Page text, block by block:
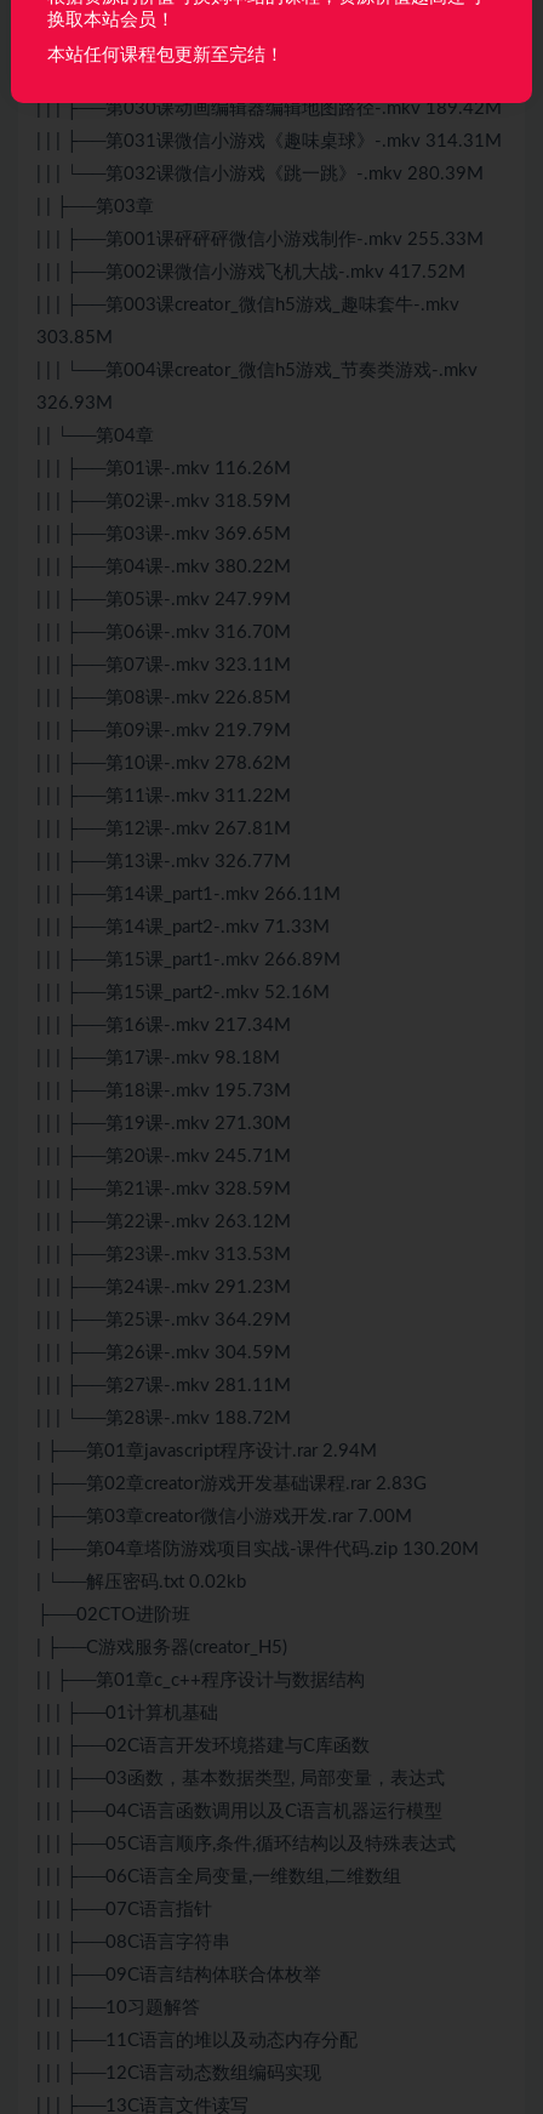
| | | ├──第028课creator_httpclient_GET_POST_上传下
载-.mkv 50.80M
| | | ├──第030课动画编辑器编辑地图路径-.mkv 189.42M
| | | ├──第031课微信小游戏《趣味桌球》-.mkv 314.31M
| | | └──第032课微信小游戏《跳一跳》-.mkv 280.39M
| | ├──第03章
| | | ├──第001课砰砰砰微信小游戏制作-.mkv 255.33M
| | | ├──第002课微信小游戏飞机大战-.mkv 417.52M
| | | ├──第003课creator_微信h5游戏_趣味套牛-.mkv
303.85M
| | | └──第004课creator_微信h5游戏_节奏类游戏-.mkv
326.93M
| | └──第04章
| | | ├──第01课-.mkv 116.26M
| | | ├──第02课-.mkv 318.59M
| | | ├──第03课-.mkv 369.65M
| | | ├──第04课-.mkv 380.22M
| | | ├──第05课-.mkv 247.99M
| | | ├──第06课-.mkv 316.70M
| | | ├──第07课-.mkv 323.11M
| | | ├──第08课-.mkv 226.85M
| | | ├──第09课-.mkv 219.79M
| | | ├──第10课-.mkv 278.62M
| | | ├──第11课-.mkv 311.22M
| | | ├──第12课-.mkv 267.81M
| | | ├──第13课-.mkv 326.77M
| | | ├──第14课_part1-.mkv 266.11M
| | | ├──第14课_part2-.mkv 71.33M
| | | ├──第15课_part1-.mkv 266.89M
| | | ├──第15课_part2-.mkv 52.16M
| | | ├──第16课-.mkv 217.34M
| | | ├──第17课-.mkv 98.18M
| | | ├──第18课-.mkv 195.73M
| | | ├──第19课-.mkv 271.30M
| | | ├──第20课-.mkv 245.71M
| | | ├──第21课-.mkv 328.59M
| | | ├──第22课-.mkv 263.12M
| | | ├──第23课-.mkv 313.53M
| | | ├──第24课-.mkv 291.23M
| | | ├──第25课-.mkv 364.29M
| | | ├──第26课-.mkv 304.59M
| | | ├──第27课-.mkv 281.11M
| | | └──第28课-.mkv 188.72M
| ├──第01章javascript程序设计.rar 2.94M
| ├──第02章creator游戏开发基础课程.rar 2.83G
| ├──第03章creator微信小游戏开发.rar 7.00M
| ├──第04章塔防游戏项目实战-课件代码.zip 130.20M
| └──解压密码.txt 0.02kb
├──02CTO进阶班
| ├──C游戏服务器(creator_H5)
| | ├──第01章c_c++程序设计与数据结构
| | | ├──01计算机基础
| | | ├──02C语言开发环境搭建与C库函数
| | | ├──03函数，基本数据类型, 局部变量，表达式
| | | ├──04C语言函数调用以及C语言机器运行模型
| | | ├──05C语言顺序,条件,循环结构以及特殊表达式
| | | ├──06C语言全局变量,一维数组,二维数组
| | | ├──07C语言指针
| | | ├──08C语言字符串
| | | ├──09C语言结构体联合体枚举
| | | ├──10习题解答
| | | ├──11C语言的堆以及动态内存分配
| | | ├──12C语言动态数组编码实现
| | | ├──13C语言文件读写
换取本站会员！
本站任何课程包更新至完结！